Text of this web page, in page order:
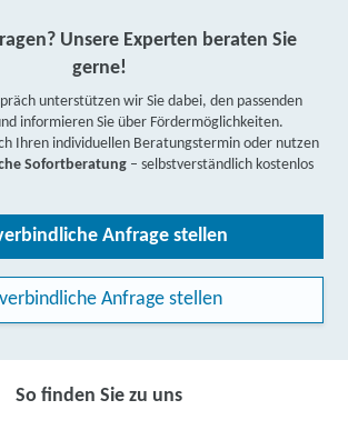
Unsere Experten beraten Sie
gerne!
unterstützen wir Sie dabei, den passenden
informieren Sie über Fördermöglichkeiten.
Ihren individuellen Beratungstermin oder nutzen
Sofortberatung – selbstverständlich kostenlos
Anfrage stellen
Anfrage stellen
So finden Sie zu uns